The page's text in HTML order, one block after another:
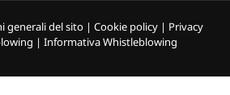
generali del sito| Cookie policy| Privacy
| Informativa Whistleblowing